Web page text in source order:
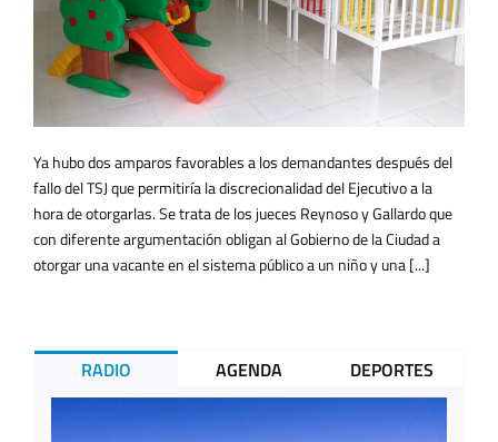
Ya hubo dos amparos favorables a los demandantes después del
fallo del TSJ que permitiría la discrecionalidad del Ejecutivo a la
hora de otorgarlas. Se trata de los jueces Reynoso y Gallardo que
con diferente argumentación obligan al Gobierno de la Ciudad a
otorgar una vacante en el sistema público a un niño y una [...]
RADIO AGENDA DEPORTES